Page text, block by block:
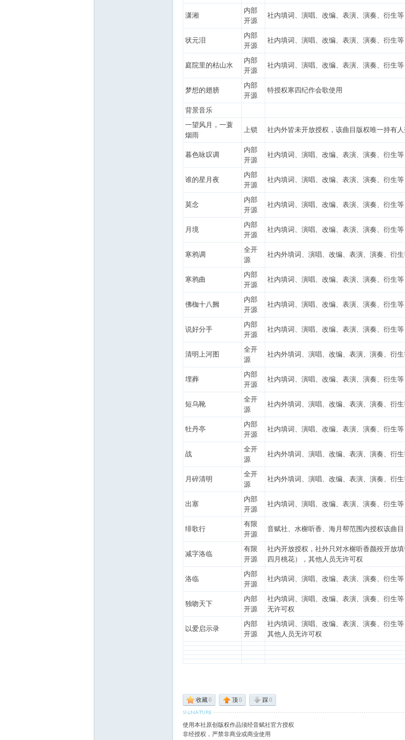
潇湘
内部
开源
社内填词、演唱、改编、表演、演奏、衍生等
状元泪
内部
开源
社内填词、演唱、改编、表演、演奏、衍生等
庭院里的枯山水
内部
开源
社内填词、演唱、改编、表演、演奏、衍生等
梦想的翅膀
内部
开源
特授权寒四纪作会歌使用
背景音乐
一望风月，一蓑
烟雨
上锁 社内外皆未开放授权，该曲目版权唯一持有
暮色咏叹调
内部
开源
社内填词、演唱、改编、表演、演奏、衍生等
谁的星月夜
内部
开源
社内填词、演唱、改编、表演、演奏、衍生等
莫念
内部
开源
社内填词、演唱、改编、表演、演奏、衍生等
月境
内部
开源
社内填词、演唱、改编、表演、演奏、衍生等
寒鸦调
全开
源
社内外填词、演唱、改编、表演、演奏、衍
寒鸦曲
内部
开源
社内填词、演唱、改编、表演、演奏、衍生等
佛枷十八阙
内部
开源
社内填词、演唱、改编、表演、演奏、衍生等
说好分手
内部
开源
社内填词、演唱、改编、表演、演奏、衍生等
清明上河图
全开
源
社内外填词、演唱、改编、表演、演奏、衍
埋葬
内部
开源
社内填词、演唱、改编、表演、演奏、衍生等
短乌靴
全开
源
社内外填词、演唱、改编、表演、演奏、衍
牡丹亭
内部
开源
社内填词、演唱、改编、表演、演奏、衍生等
战
全开
源
社内外填词、演唱、改编、表演、演奏、衍
月碎清明
全开
源
社内外填词、演唱、改编、表演、演奏、衍
出塞
内部
开源
社内填词、演唱、改编、表演、演奏、衍生等
绯歌行
有限
开源
音赋社、水榭听香、海月帮范围内授权该曲目
减字洛临
有限
开源
社内开放授权，社外只对水榭听香颜殁开放
四月桃花），其他人员无许可权
洛临
内部
开源
社内填词、演唱、改编、表演、演奏、衍生等
独吻天下
内部
开源
社内填词、演唱、改编、表演、演奏、衍生
无许可权
以爱启示录
内部
开源
社内填词、演唱、改编、表演、演奏、衍生
其他人员无许可权
收藏0 顶0 踩0
使用本社原创版权作品须经音赋社官方授权
非经授权，严禁非商业或商业使用